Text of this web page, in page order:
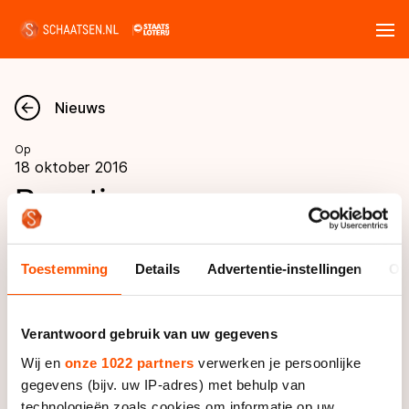
Toestemming Details Advertentie-instellingen
Verantwoord gebruik van uw gegevens
Wij en onze 1022 partners verwerken je persoonlijke
gegevens (bijv. uw IP-adres) met behulp van
Nieuws
Kalender
Disciplines
Marathon
Shorttrack
Inlineskaten
Uitslagen
Langebaan
Shorttrack
Marathon
Tijden & historie
Ranglijsten Langebaan
Nieuws
Op
18 oktober 2016
Reacties
#verzinopvrijdag: 'Er
staat echt one size fits all'
In de rubriek ‘Verzin het onderschrift’ vroeg
schaatsen.nl haar lezers afgelopen vrijdag om
mee te denken over een onderschrift voor een
foto van Bart Veldkamp en toenmalig kroonprins